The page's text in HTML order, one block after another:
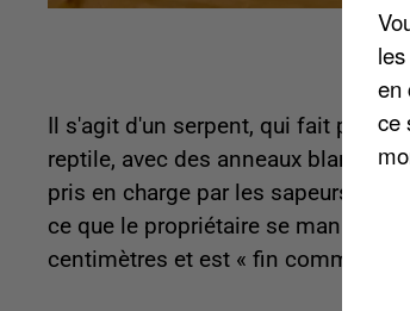
Il s'agit d'un serpent, qui fait partie
reptile, avec des anneaux blancs et
pris en charge par les sapeurs-
ce que le propriétaire se manifeste
centimètres et est « fin comme un
en
ce